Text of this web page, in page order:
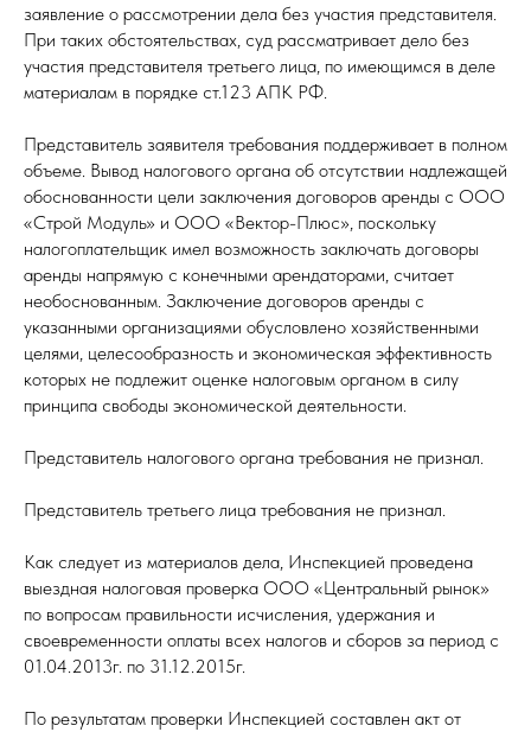
заявление о рассмотрении дела без участия представителя.
При таких обстоятельствах, суд рассматривает дело без
участия представителя третьего лица, по имеющимся в деле
материалам в порядке ст.123 АПК РФ.
Представитель заявителя требования поддерживает в полном
объеме. Вывод налогового органа об отсутствии надлежащей
обоснованности цели заключения договоров аренды с ООО
«Строй Модуль» и ООО «Вектор-Плюс», поскольку
налогоплательщик имел возможность заключать договоры
аренды напрямую с конечными арендаторами, считает
необоснованным. Заключение договоров аренды с
указанными организациями обусловлено хозяйственными
целями, целесообразность и экономическая эффективность
которых не подлежит оценке налоговым органом в силу
принципа свободы экономической деятельности.
Представитель налогового органа требования не признал.
Представитель третьего лица требования не признал.
Как следует из материалов дела, Инспекцией проведена
выездная налоговая проверка ООО «Центральный рынок»
по вопросам правильности исчисления, удержания и
своевременности оплаты всех налогов и сборов за период с
01.04.2013г. по 31.12.2015г.
По результатам проверки Инспекцией составлен акт от